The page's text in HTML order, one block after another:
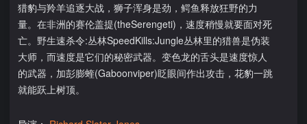
猎豹与羚羊追逐大战，狮子浑身是劲，鳄鱼释放狂野的力
量。在非洲的赛伦盖提(theSerengeti)，速度稍慢就要面对死
亡。野生速杀令:丛林SpeedKills:Jungle丛林里的猎兽是伪装
大师，而速度是它们的秘密武器。变色龙的舌头是速度惊人
的武器，加彭膨蝰(Gaboonviper)眨眼间作出攻击，花豹一跳
就能跃上树顶。